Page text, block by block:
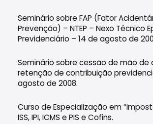
Seminário sobre FAP (Fator
Prevenção) – NTEP – Nexo Técnico
Previdenciário – 14 de agosto de
Seminário sobre cessão de mão de
retenção de contribuição
agosto de 2008.
Curso de Especialização em
ISS, IPI, ICMS e PIS e Cofins.